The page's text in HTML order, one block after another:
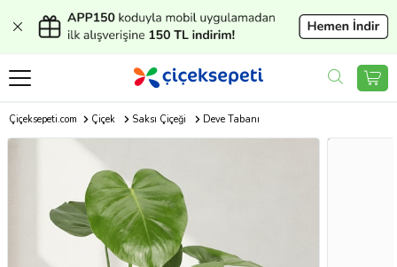
Çiçeksepeti.com Çiçek Saksı Çiçeği Deve Tabanı